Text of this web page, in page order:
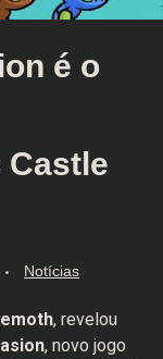
é o
Castle
Notícias
, revelou
, novo jogo